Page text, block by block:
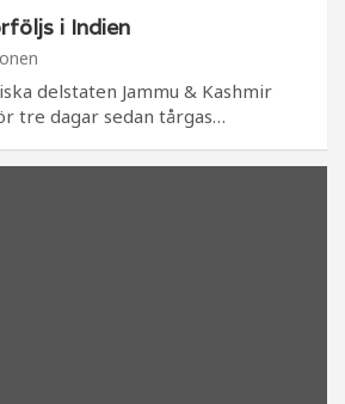
i Indien
delstaten Jammu & Kashmir
tre dagar sedan tårgas…